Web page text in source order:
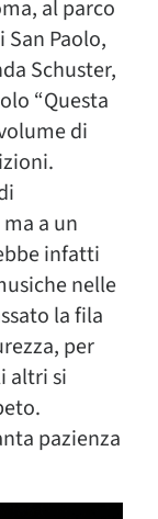
al parco
Paolo,
Schuster,
“Questa
di
a un
infatti
nelle
la fila
per
altri si
pazienza